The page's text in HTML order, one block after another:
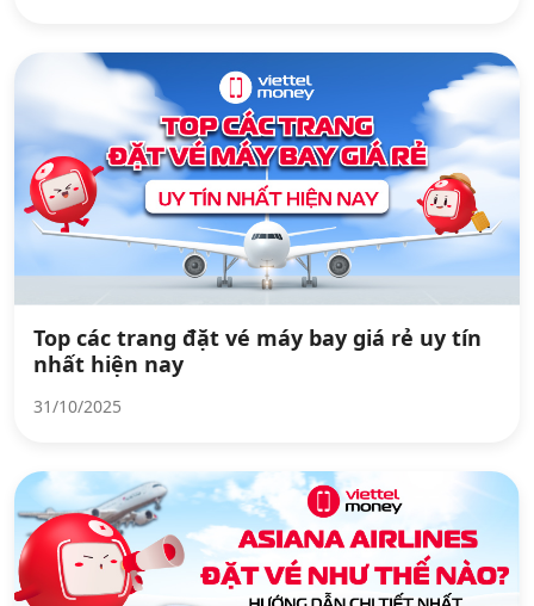
Top các trang đặt vé máy bay giá rẻ uy tín
nhất hiện nay
31/10/2025